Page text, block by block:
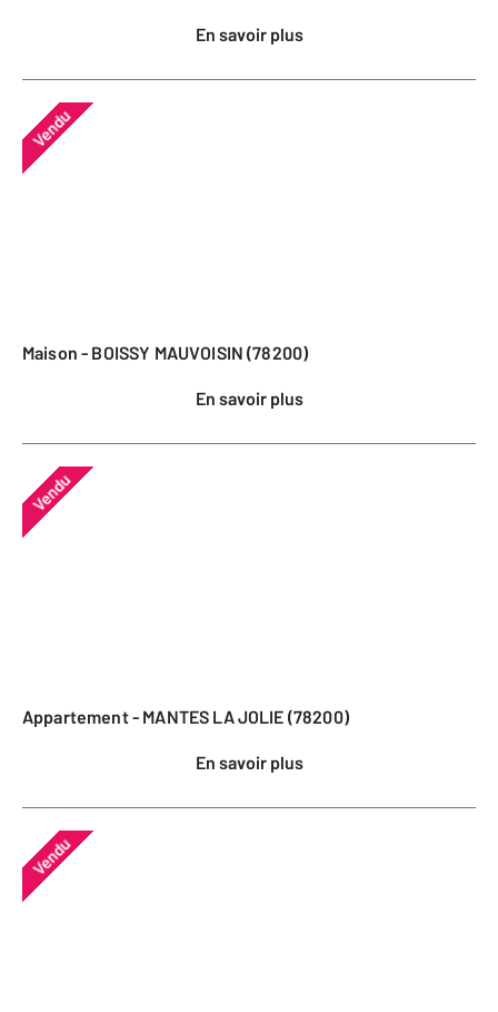
En savoir plus
Vendu
Maison - BOISSY MAUVOISIN (78200)
En savoir plus
Vendu
Appartement - MANTES LA JOLIE (78200)
En savoir plus
Vendu